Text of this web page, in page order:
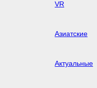
VR
Азиатские
Актуальные